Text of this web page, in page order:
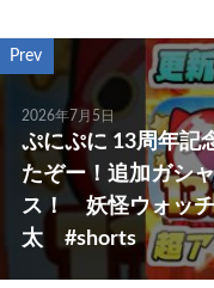
Prev
2026年7月5日
ぷにぷに 13周年記
たぞー！追加ガシ
ス！ 妖怪ウォッ
太 #shorts